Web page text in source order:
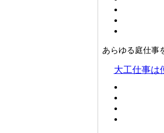
あらゆる庭仕事
大工仕事は